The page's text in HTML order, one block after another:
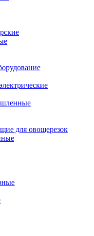
для овощерезок